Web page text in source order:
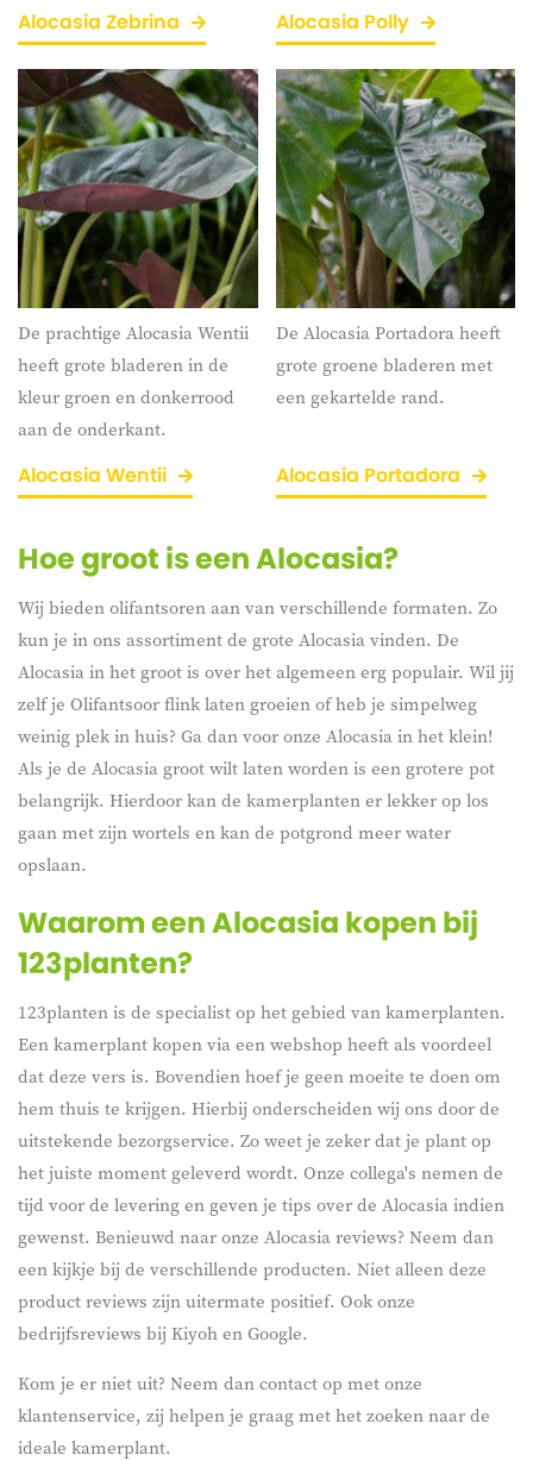
Alocasia Zebrina Alocasia Polly
De prachtige Alocasia Wentii
heeft grote bladeren in de
kleur groen en donkerrood
aan de onderkant.
Alocasia Wentii
De Alocasia Portadora heeft
grote groene bladeren met
een gekartelde rand.
Alocasia Portadora
Hoe groot is een Alocasia?
Wij bieden olifantsoren aan van verschillende formaten. Zo
kun je in ons assortiment de grote Alocasiavinden. De
Alocasia in het grootis over het algemeen erg populair. Wil jij
zelf je Olifantsoor flink laten groeien of heb je simpelweg
weinig plek in huis? Ga dan voor onze Alocasia in het klein!
Als je de Alocasia grootwilt laten worden is een grotere pot
belangrijk. Hierdoor kan de kamerplanten er lekker op los
gaan met zijn wortels en kan de potgrond meer water
opslaan.
Waarom een Alocasia kopen bij
123planten?
123planten is de specialist op het gebied van kamerplanten.
Een kamerplant kopen via een webshop heeft als voordeel
dat deze vers is. Bovendien hoef je geen moeite te doen om
hem thuis te krijgen. Hierbij onderscheiden wij ons door de
uitstekende bezorgservice. Zo weet je zeker dat je plant op
het juiste moment geleverd wordt. Onze collega's nemen de
tijd voor de levering en geven je tips over de Alocasia indien
gewenst. Benieuwd naar onze Alocasia reviews? Neem dan
een kijkje bij de verschillende producten. Niet alleen deze
product reviews zijn uitermate positief. Ook onze
bedrijfsreviews bij Kiyoh en Google.
Kom je er niet uit? Neem dan contact op met onze
klantenservice, zij helpen je graag met het zoeken naar de
ideale kamerplant.